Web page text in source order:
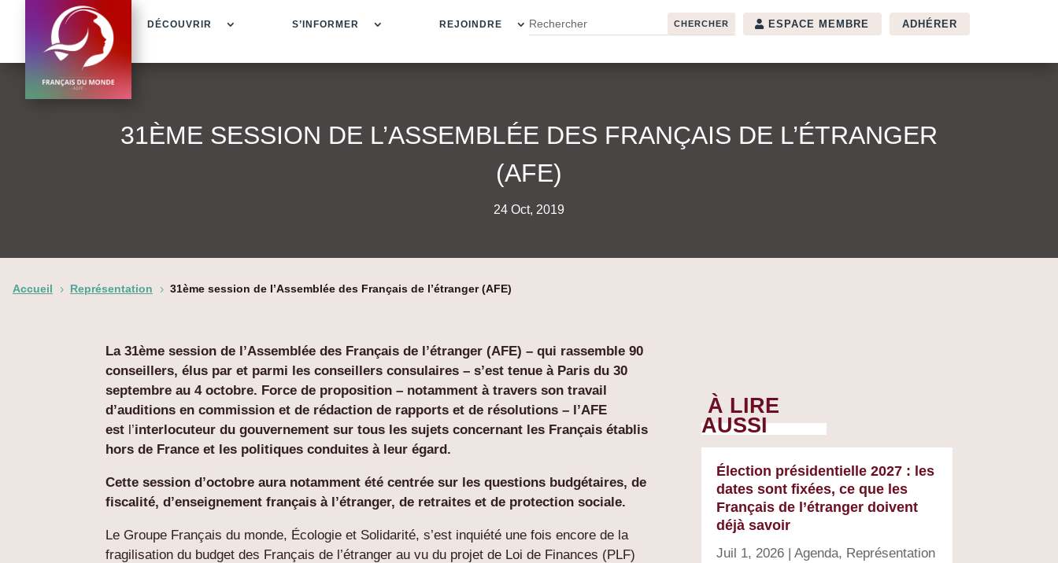
DÉCOUVRIR S’INFORMER REJOINDRE ESPACE MEMBRE ADHÉRER
31ÈME SESSION DE L’ASSEMBLÉE DES FRANÇAIS DE L’ÉTRANGER
(AFE)
24 Oct, 2019
Accueil 5 Représentation 5 31ème session de l’Assemblée des Français de l’étranger (AFE)
La 31ème session de l’Assemblée des Français de l’étranger (AFE) – qui rassemble 90
conseillers, élus par et parmi les conseillers consulaires – s’est tenue à Paris du 30
septembre au 4 octobre. Force de proposition – notamment à travers son travail
d’auditions en commission et de rédaction de rapports et de résolutions – l’AFE
est l’interlocuteur du gouvernement sur tous les sujets concernant les Français établis
hors de France et les politiques conduites à leur égard.
Cette session d’octobre aura notamment été centrée sur les questions budgétaires, de
fiscalité, d’enseignement français à l’étranger, de retraites et de protection sociale.
Le Groupe Français du monde, Écologie et Solidarité, s’est inquiété une fois encore de la
fragilisation du budget des Français de l’étranger au vu du projet de Loi de Finances (PLF)
À LIRE
AUSSI
Élection présidentielle 2027 : les
dates sont fixées, ce que les
Français de l’étranger doivent
déjà savoir
Juil 1, 2026| Agenda, Représentation